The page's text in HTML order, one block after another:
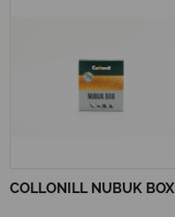
COLLONILL NUBUK BOX